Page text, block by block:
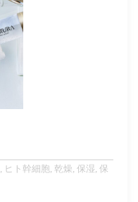
, ヒト幹細胞, 乾燥, 保湿, 保